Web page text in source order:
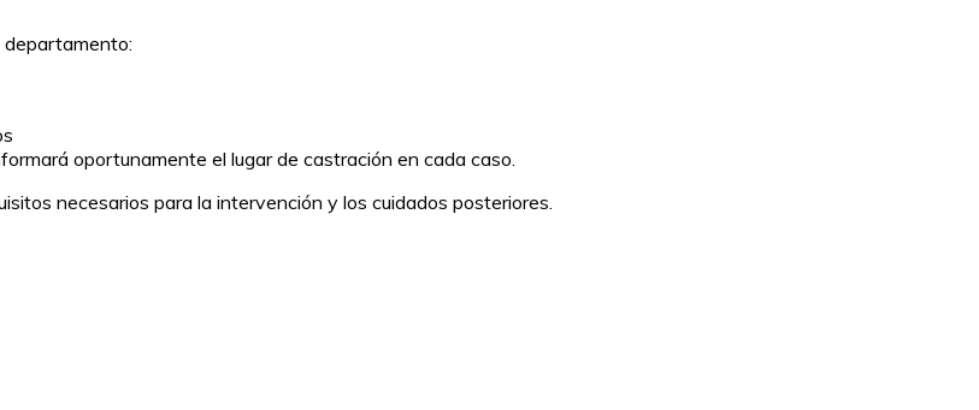
departamento:
oportunamente el lugar de castración en cada caso.
necesarios para la intervención y los cuidados posteriores.